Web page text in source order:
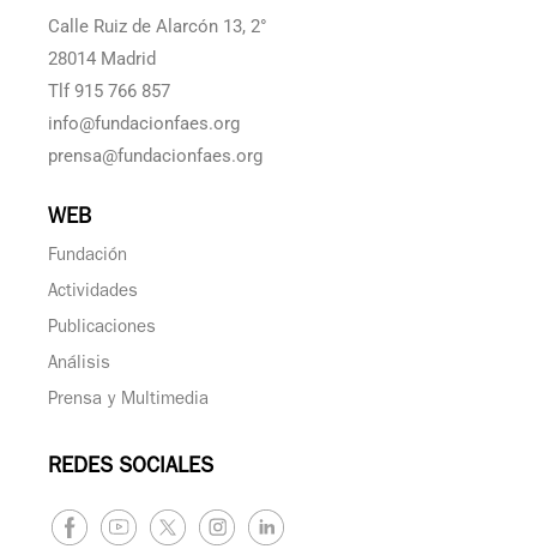
Calle Ruiz de Alarcón 13, 2°
28014 Madrid
Tlf 915 766 857
info@fundacionfaes.org
prensa@fundacionfaes.org
WEB
Fundación
Actividades
Publicaciones
Análisis
Prensa y Multimedia
REDES SOCIALES